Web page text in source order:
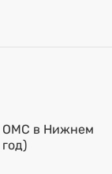
ОМС в Нижнем